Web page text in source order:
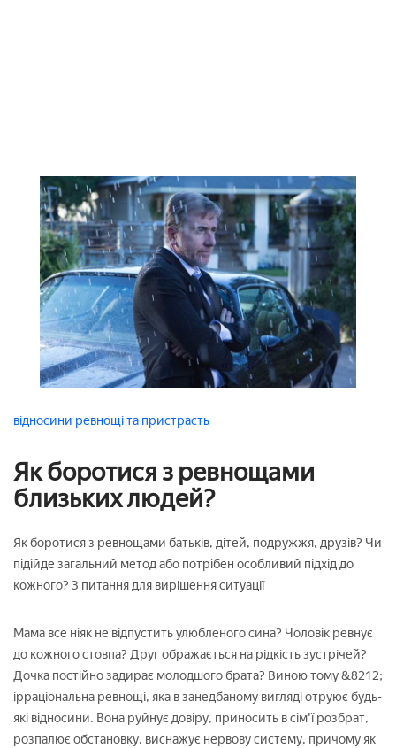
відносини ревнощі та пристрасть
Як боротися з ревнощами
близьких людей?
Як боротися з ревнощами батьків, дітей, подружжя, друзів? Чи
підійде загальний метод або потрібен особливий підхід до
кожного? 3 питання для вирішення ситуації
Мама все ніяк не відпустить улюбленого сина? Чоловік ревнує
до кожного стовпа? Друг ображається на рідкість зустрічей?
Дочка постійно задирає молодшого брата? Виною тому &8212;
ірраціональна ревнощі, яка в занедбаному вигляді отруює будь-
які відносини. Вона руйнує довіру, приносить в сім'ї розбрат,
розпалює обстановку, виснажує нервову систему, причому як